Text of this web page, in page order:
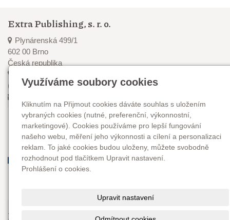
Extra Publishing, s. r. o.
Plynárenská 499/1
602 00 Brno
Česká republika
(pondělí–čtvrtek, 8–16 hod.)
Najdete nás
Využíváme soubory cookies
Kliknutím na Přijmout cookies dáváte souhlas s uložením
vybraných cookies (nutné, preferenční, výkonnostní,
marketingové). Cookies používáme pro lepší fungování
našeho webu, měření jeho výkonnosti a cílení a personalizaci
reklam. To jaké cookies budou uloženy, můžete svobodně
rozhodnout pod tlačítkem Upravit nastavení.
Prohlášení o cookies.
Upravit nastavení